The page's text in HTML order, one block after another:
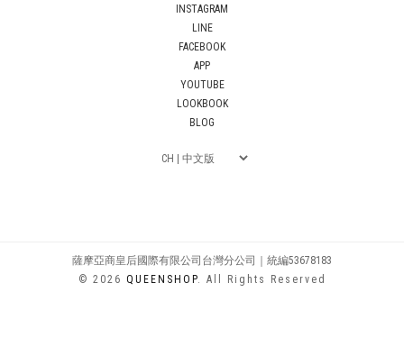
INSTAGRAM
LINE
FACEBOOK
APP
YOUTUBE
LOOKBOOK
BLOG
薩摩亞商皇后國際有限公司台灣分公司｜統編53678183
© 2026 QUEENSHOP. All Rights Reserved